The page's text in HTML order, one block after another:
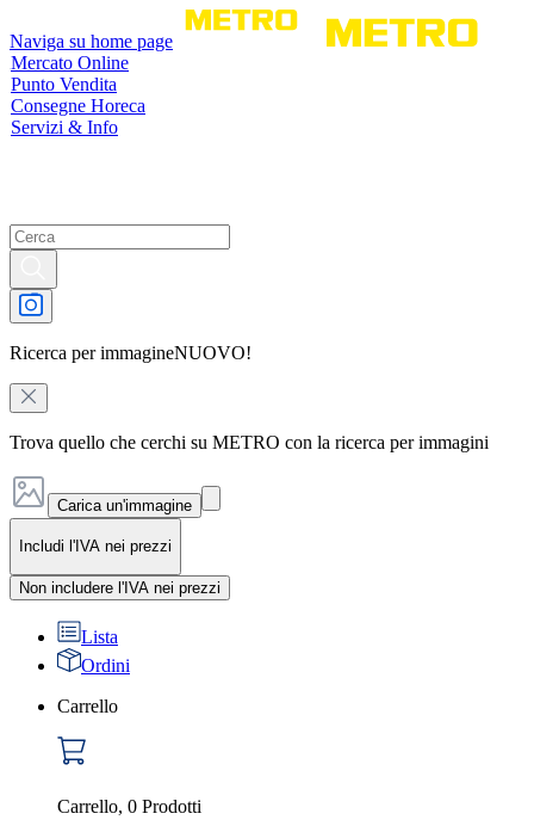
Naviga su home page
Mercato Online
Punto Vendita
Consegne Horeca
Servizi & Info
Ricerca per immagineNUOVO!
Trova quello che cerchi su METRO con la ricerca per immagini
Carica un'immagine
Includi l'IVA nei prezzi
Non includere l'IVA nei prezzi
Lista
Ordini
Carrello
Carrello, 0 Prodotti